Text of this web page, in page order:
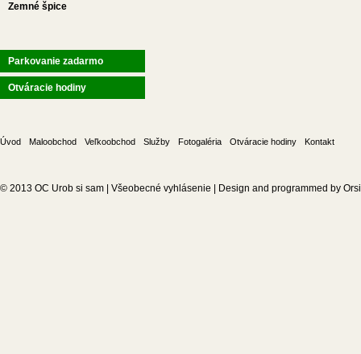
Zemné špice
Parkovanie zadarmo
Otváracie hodiny
Úvod Maloobchod Veľkoobchod Služby Fotogaléria Otváracie hodiny Kontakt
© 2013 OC Urob si sam Všeobecné vyhlásenie | Design and programmed by